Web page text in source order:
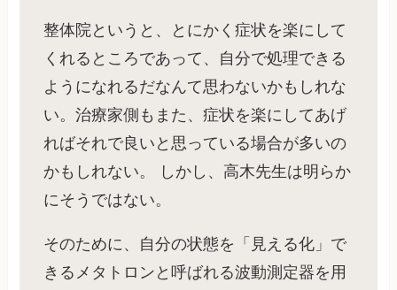
整体院というと、とにかく症状を楽にして
くれるところであって、自分で処理できる
ようになれるだなんて思わないかもしれな
い。治療家側もまた、症状を楽にしてあげ
ればそれで良いと思っている場合が多いの
かもしれない。 しかし、高木先生は明らか
にそうではない。
そのために、自分の状態を「見える化」で
きるメタトロンと呼ばれる波動測定器を用